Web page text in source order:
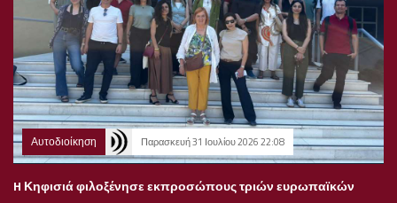
Αυτοδιοίκηση Παρασκευή 31 Ιουλίου 2026 22:08
H Κηφισιά φιλοξένησε εκπροσώπους τριών ευρωπαϊκών